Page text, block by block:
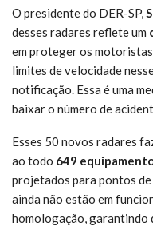
O presidente do DER-SP,
desses radares reflete um
em proteger os
limites de velocidade
notificação. Essa é uma
baixar o número de
Esses 50 novos radares
ao todo 649
projetados para pontos
ainda não estão em
homologação, garantindo